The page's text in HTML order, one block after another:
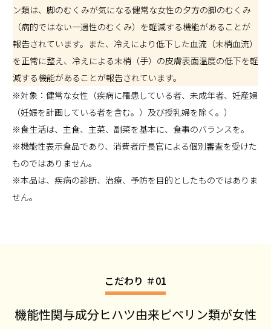
ン類は、脚のむくみが気になる健常な女性の夕方の脚のむくみ
（病的ではない一過性のむくみ）を軽減する機能があることが
報告されています。また、冷えにより低下した血流（末梢血流）
を正常に整え、冷えによる末梢（手）の皮膚表面温度の低下を軽
減する機能があることが報告されています。
※対象：健常な女性（疾病に罹患している者、未成年者、妊産婦
（妊娠を計画している者を含む。）及び授乳婦を除く。）
※食生活は、主食、主菜、副菜を基本に、食事のバランスを。
※機能性表示食品であり、消費者庁長官による個別審査を受けた
ものではありません。
※本品は、疾病の診断、治療、予防を目的としたものではありま
せん。
こだわり ＃01
機能性関与成分ヒハツ由来ピペリン類が女性